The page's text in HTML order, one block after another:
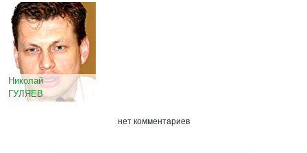
Николай
ГУЛЯЕВ
нет комментариев